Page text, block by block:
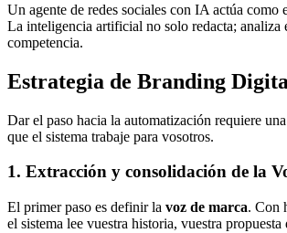
Un agente de redes sociales con IA actúa como
La inteligencia artificial no solo redacta; analiza
competencia.
Estrategia de Branding
Dar el paso hacia la automatización requiere una
que el sistema trabaje para vosotros.
1. Extracción y consolidación de la
El primer paso es definir la voz de marca. Con
el sistema lee vuestra historia, vuestra